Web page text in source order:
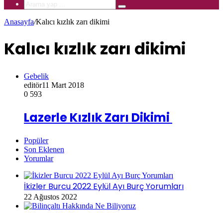
Arama
Anasayfa/Kalıcı kızlık zarı dikimi
Kalıcı kızlık zarı dikimi
Gebelik
editör11 Mart 2018
0 593
Lazerle Kızlık Zarı Dikimi
Popüler
Son Eklenen
Yorumlar
İkizler Burcu 2022 Eylül Ayı Burç Yorumları
22 Ağustos 2022